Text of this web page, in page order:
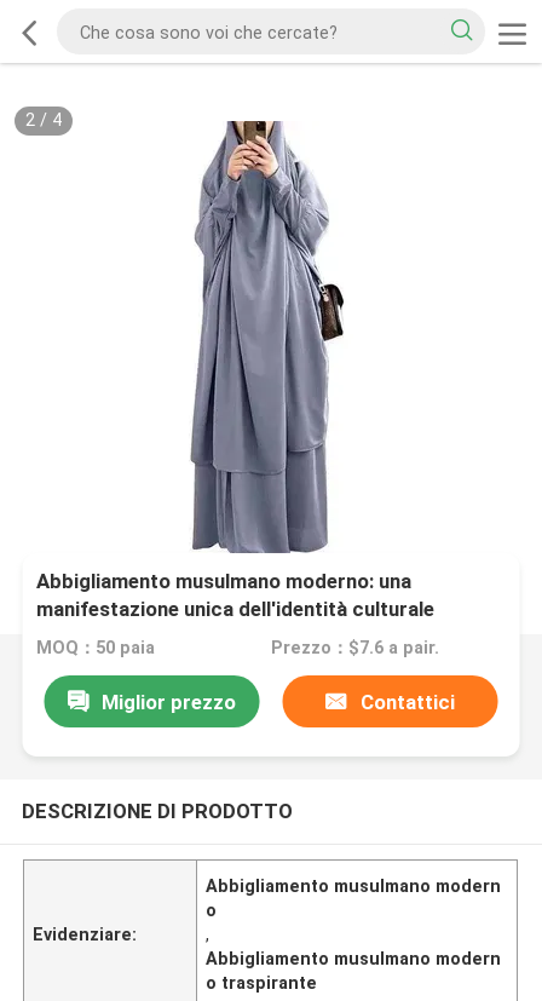
2/ 4
Abbigliamento musulmano moderno: una
manifestazione unica dell'identità culturale
MOQ：50 paia Prezzo：$7.6 a pair.
Miglior prezzo Contattici
DESCRIZIONE DI PRODOTTO
Evidenziare:
Abbigliamento musulmano modern
o
,
Abbigliamento musulmano modern
o traspirante